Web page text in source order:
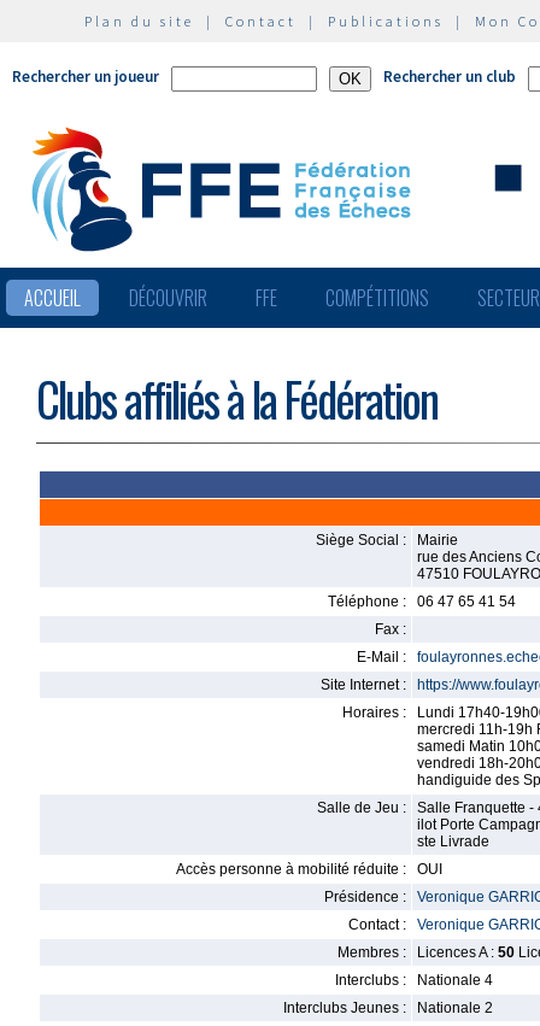
Plan du site | Contact | Publications | Mon
Rechercher un joueur Rechercher un club
ACCUEIL DÉCOUVRIR FFE COMPÉTITIONS
Clubs affiliés à la Fédération
Siège Social :
Mairie
rue des Anciens
47510
Téléphone :
06 47 65 41 54
Fax :
E-Mail :
Site Internet :
https://
Horaires :
Lundi 17h40-
mercredi 11h-19h
samedi Matin
vendredi 18h-
handiguide des
Salle de Jeu :
Salle Franquette -
ilot Porte
ste Livrade
Accès personne à mobilité réduite :
OUI
Présidence :
Veronique
Contact :
Veronique
Membres :
Licences A : 50
Interclubs :
Nationale 4
Interclubs Jeunes :
Nationale 2